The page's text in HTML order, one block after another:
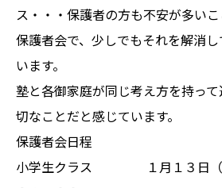
ス・・・保護者の方も不安が多い
保護者会で、少しでもそれを解消
います。
塾と各御家庭が同じ考え方を持っ
切なことだと感じています。
保護者会日程
小学生クラス １月１３日（